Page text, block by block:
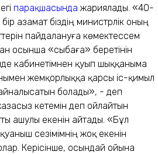
парақшасында жариялады. «40-
азамат біздің министрлік оның
пайдалануға көмектессем
осынша «сыбаға» беретінін
кабинетімнен қуып шыққаныма
жемқорлыққа қарсы іс-қимыл
болады», - деп
кетемін деп ойлайтын
ашулы екенін айтады. «Бұл
сезімімнің жоқ екенін
Керісінше, осындай ойына